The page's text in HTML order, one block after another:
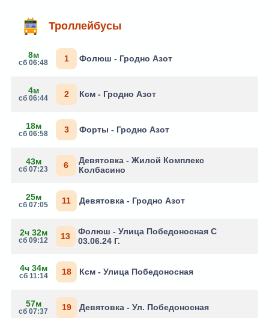
Троллейбусы
8м
сб 06:48 1 Фолюш - Гродно Азот
4м
сб 06:44 2 Ксм - Гродно Азот
18м
сб 06:58 3 Форты - Гродно Азот
43м
сб 07:23 6
Девятовка - Жилой Комплекс
Колбасино
25м
сб 07:05 11 Девятовка - Гродно Азот
2ч 32м
сб 09:12 13
Фолюш - Улица Победоносная С
03.06.24 Г.
4ч 34м
сб 11:14 18 Ксм - Улица Победоносная
57м
сб 07:37 19 Девятовка - Ул. Победоносная